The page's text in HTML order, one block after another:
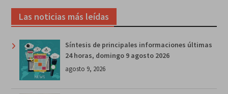
Las noticias más leídas
Síntesis de principales informaciones últimas
24 horas, domingo 9 agosto 2026
agosto 9, 2026